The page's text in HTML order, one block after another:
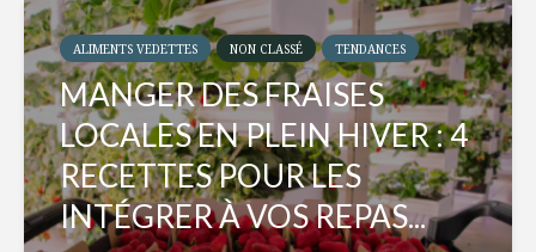
ALIMENTS VEDETTES NON CLASSÉ TENDANCES
MANGER DES FRAISES
LOCALES EN PLEIN HIVER : 4
RECETTES POUR LES
INTÉGRER À VOS REPAS...